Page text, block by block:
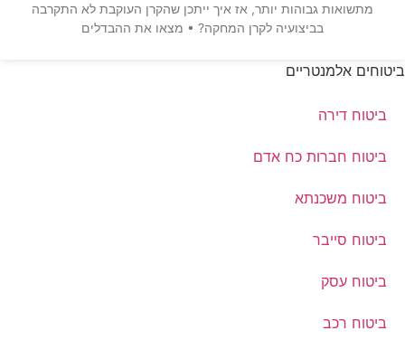
מתשואות גבוהות יותר, אז איך ייתכן שהקרן העוקבת לא התקרבה
בביצועיה לקרן המחקה? • מצאו את ההבדלים
ביטוחים אלמנטריים
ביטוח דירה
ביטוח חברות כח אדם
ביטוח משכנתא
ביטוח סייבר
ביטוח עסק
ביטוח רכב